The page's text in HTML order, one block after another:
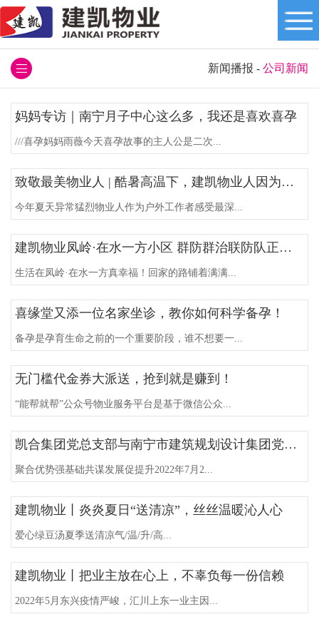
新闻播报 - 公司新闻
妈妈专访｜南宁月子中心这么多，我还是喜欢喜孕
///喜孕妈妈雨薇今天喜孕故事的主人公是二次...
致敬最美物业人 | 酷暑高温下，建凯物业人因为热爱，所以坚持
今年夏天异常猛烈物业人作为户外工作者感受最深...
建凯物业凤岭·在水一方小区 群防群治联防队正式成立！
生活在凤岭·在水一方真幸福！回家的路铺着满满...
喜缘堂又添一位名家坐诊，教你如何科学备孕！
备孕是孕育生命之前的一个重要阶段，谁不想要一...
无门槛代金券大派送，抢到就是赚到！
“能帮就帮”公众号物业服务平台是基于微信公众...
凯合集团党总支部与南宁市建筑规划设计集团党委召开结对共建工作座谈会
聚合优势强基础共谋发展促提升2022年7月2...
建凯物业丨炎炎夏日“送清凉”，丝丝温暖沁人心
爱心绿豆汤夏季送清凉气/温/升/高...
建凯物业丨把业主放在心上，不辜负每一份信赖
2022年5月东兴疫情严峻，汇川上东一业主因...